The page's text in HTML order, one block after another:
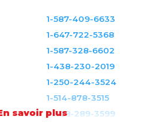
savoir plus
1-587-409-6633
1-647-722-5368
1-587-328-6602
1-438-230-2019
1-250-244-3524
1-514-878-3515
1-438-289-3599